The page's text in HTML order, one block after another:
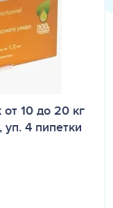
10 до 20 кг
4 пипетки